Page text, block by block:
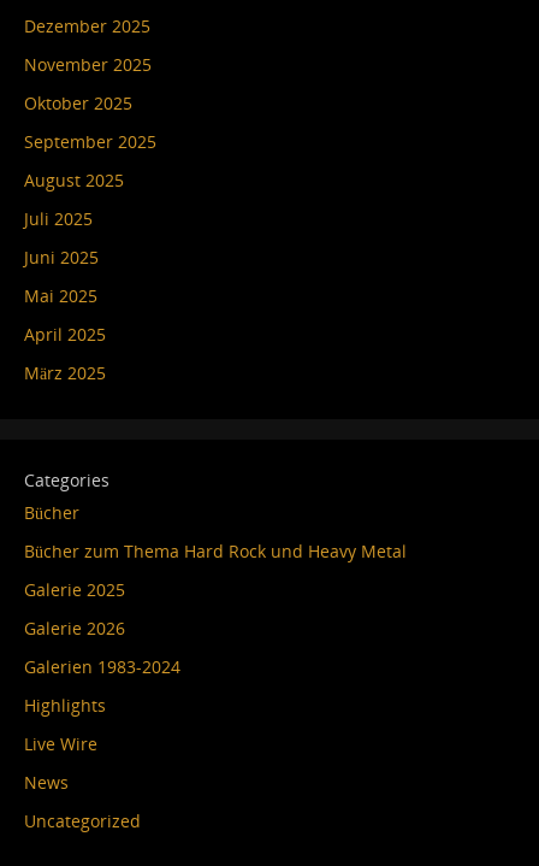
Dezember 2025
November 2025
Oktober 2025
September 2025
August 2025
Juli 2025
Juni 2025
Mai 2025
April 2025
März 2025
Categories
Bücher
Bücher zum Thema Hard Rock und Heavy Metal
Galerie 2025
Galerie 2026
Galerien 1983-2024
Highlights
Live Wire
News
Uncategorized